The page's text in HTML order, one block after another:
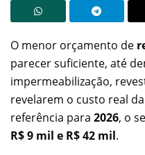
O menor orçamento de
parecer suficiente, até
impermeabilização,
revelarem o custo real
referência para 2026, o
R$ 9 mil e R$ 42 mil.